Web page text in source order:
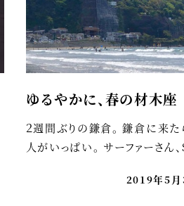
ゆるやかに、春の材木座
２週間ぶりの鎌倉。 鎌倉に
人がいっぱい。 サーファーさ
2019年5月